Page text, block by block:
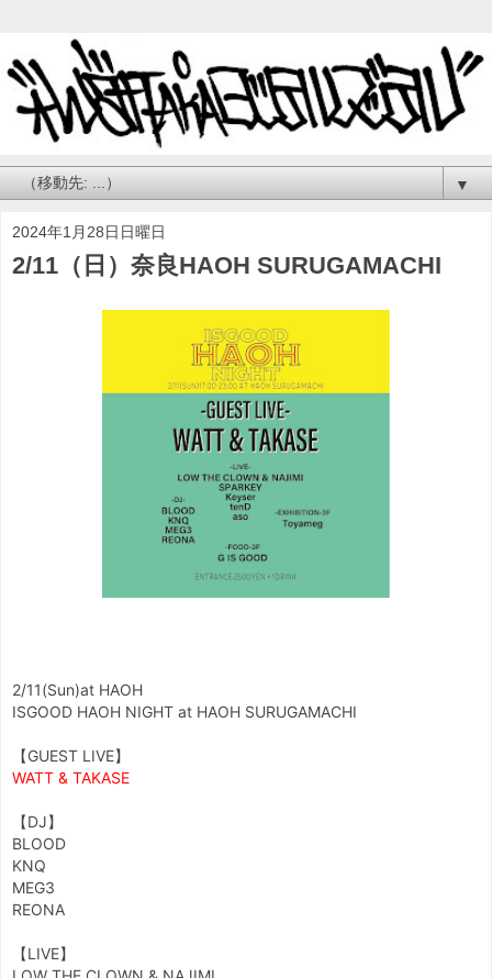
▼
2024年1月28日日曜日
2/11（日）奈良HAOH SURUGAMACHI
2/11(Sun)at HAOH
ISGOOD HAOH NIGHT at HAOH SURUGAMACHI
【GUEST LIVE】
WATT & TAKASE
【DJ】
BLOOD
KNQ
MEG3
REONA
【LIVE】